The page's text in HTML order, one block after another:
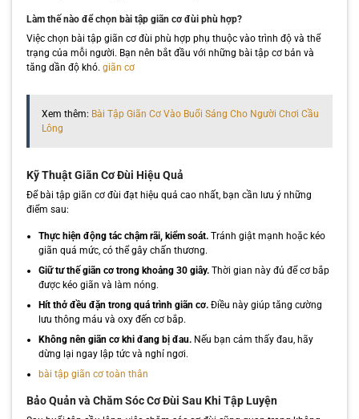
Làm thế nào để chọn bài tập giãn cơ đùi phù hợp?
Việc chọn bài tập giãn cơ đùi phù hợp phụ thuộc vào trình độ và thể
trạng của mỗi người. Bạn nên bắt đầu với những bài tập cơ bản và
tăng dần độ khó. giãn cơ
Xem thêm: Bài Tập Giãn Cơ Vào Buổi Sáng Cho Người Chơi Cầu
Lông
Kỹ Thuật Giãn Cơ Đùi Hiệu Quả
Để bài tập giãn cơ đùi đạt hiệu quả cao nhất, bạn cần lưu ý những
điểm sau:
Thực hiện động tác chậm rãi, kiểm soát.Tránh giật mạnh hoặc kéo
giãn quá mức, có thể gây chấn thương.
Giữ tư thế giãn cơ trong khoảng 30 giây.Thời gian này đủ để cơ bắp
được kéo giãn và làm nóng.
Hít thở đều đặn trong quá trình giãn cơ.Điều này giúp tăng cường
lưu thông máu và oxy đến cơ bắp.
Không nên giãn cơ khi đang bị đau.Nếu bạn cảm thấy đau, hãy
dừng lại ngay lập tức và nghỉ ngơi.
bài tập giãn cơ toàn thân
Bảo Quản và Chăm Sóc Cơ Đùi Sau Khi Tập Luyện